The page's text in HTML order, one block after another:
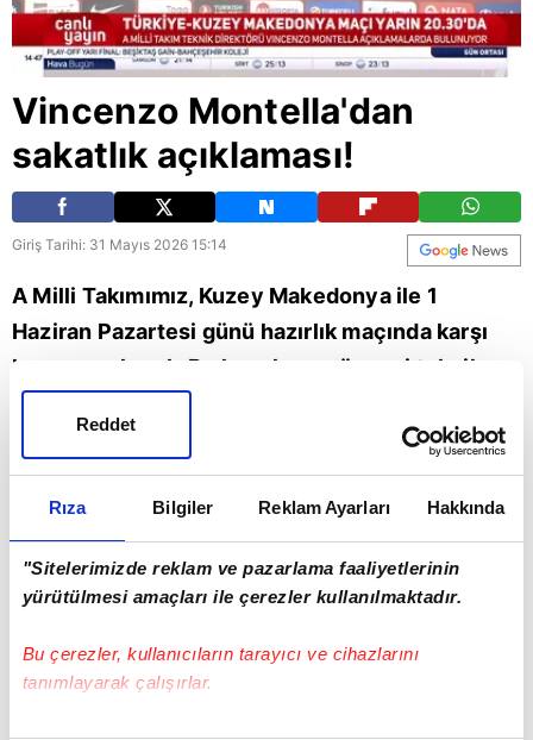
Rıza Bilgiler Reklam Ayarları Hakkında
"Sitelerimizde reklam ve pazarlama faaliyetlerinin
yürütülmesi amaçları ile çerezler kullanılmaktadır.
Bu çerezler, kullanıcıların tarayıcı ve cihazlarını
tanımlayarak çalışırlar.
Reddet
Vincenzo Montella'dan
sakatlık açıklaması!
Giriş Tarihi: 31 Mayıs 2026 15:14
A Milli Takımımız, Kuzey Makedonya ile 1
Haziran Pazartesi günü hazırlık maçında karşı
karşıya gelecek. Bu karşılaşma öncesi teknik
direktör Vincenzo Montela, basın mensuplarının
sorularını yanıtladı. İşte o sözler...
Vincenzo Montella